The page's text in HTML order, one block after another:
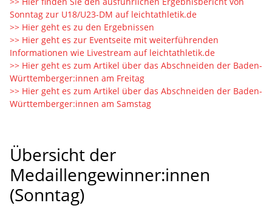
Sonntag zur U18/U23-DM auf leichtathletik.de
>> Hier geht es zu den Ergebnissen
>> Hier geht es zur Eventseite mit weiterführenden
Informationen wie Livestream auf leichtathletik.de
>> Hier geht es zum Artikel über das Abschneiden der Baden-
Württemberger:innen am Freitag
>> Hier geht es zum Artikel über das Abschneiden der Baden-
Württemberger:innen am Samstag
Übersicht der
Medaillengewinner:innen
(Sonntag)